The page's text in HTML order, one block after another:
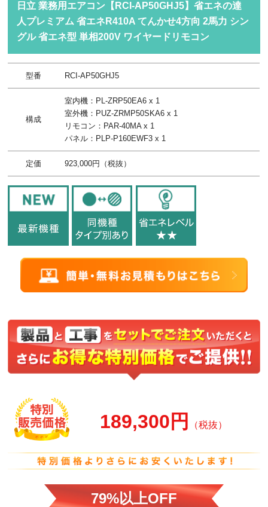
日立 業務用エアコン【RCI-AP50GHJ5】省エネの達
人プレミアム 省エネR410A てんかせ4方向 2馬力 シン
グル 省エネ型 単相200V ワイヤードリモコン
型番 RCI-AP50GHJ5
構成
室内機：PL-ZRP50EA6 x 1
室外機：PUZ-ZRMP50SKA6 x 1
リモコン：PAR-40MA x 1
パネル：PLP-P160EWF3 x 1
定価 923,000円（税抜）
189,300円 （税抜）
79%以上OFF